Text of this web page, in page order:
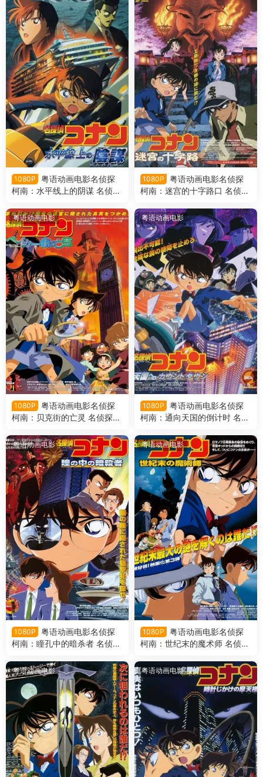
1080P
粤语动画电影名侦探
柯南：水平线上的阴谋 名侦探
阴谋粤语版
1080P
粤语动画电影名侦探
柯南：迷宫的十字路口 名侦探
路口粤语版
粤语动画电影
1080P
粤语动画电影名侦探
柯南：贝克街的亡灵 名侦探柯
粤语版
粤语动画电影
1080P
粤语动画电影名侦探
柯南：通向天国的倒计时 名侦
的倒计时粤语版
粤语动画电影
1080P
粤语动画电影名侦探
柯南：瞳孔中的暗杀者 名侦探
杀者粤语版
粤语动画电影
1080P
粤语动画电影名侦探
柯南：世纪末的魔术师 名侦探
术师粤语版
粤语动画电影 粤语动画电影